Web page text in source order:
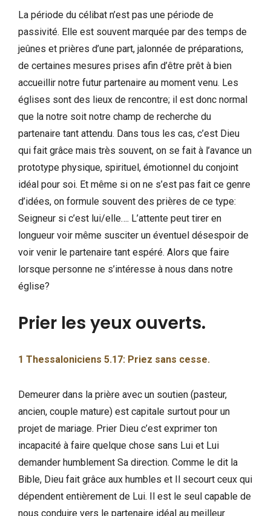
La période du célibat n’est pas une période de
passivité. Elle est souvent marquée par des temps de
jeûnes et prières d’une part, jalonnée de préparations,
de certaines mesures prises afin d’être prêt à bien
accueillir notre futur partenaire au moment venu. Les
églises sont des lieux de rencontre; il est donc normal
que la notre soit notre champ de recherche du
partenaire tant attendu. Dans tous les cas, c’est Dieu
qui fait grâce mais très souvent, on se fait à l’avance un
prototype physique, spirituel, émotionnel du conjoint
idéal pour soi. Et même si on ne s’est pas fait ce genre
d’idées, on formule souvent des prières de ce type:
Seigneur si c’est lui/elle…. L’attente peut tirer en
longueur voir même susciter un éventuel désespoir de
voir venir le partenaire tant espéré. Alors que faire
lorsque personne ne s’intéresse à nous dans notre
église?
Prier les yeux ouverts.
1 Thessaloniciens 5.17: Priez sans cesse.
Demeurer dans la prière avec un soutien (pasteur,
ancien, couple mature) est capitale surtout pour un
projet de mariage. Prier Dieu c’est exprimer ton
incapacité à faire quelque chose sans Lui et Lui
demander humblement Sa direction. Comme le dit la
Bible, Dieu fait grâce aux humbles et Il secourt ceux qui
dépendent entièrement de Lui. Il est le seul capable de
nous conduire vers le partenaire idéal au meilleur